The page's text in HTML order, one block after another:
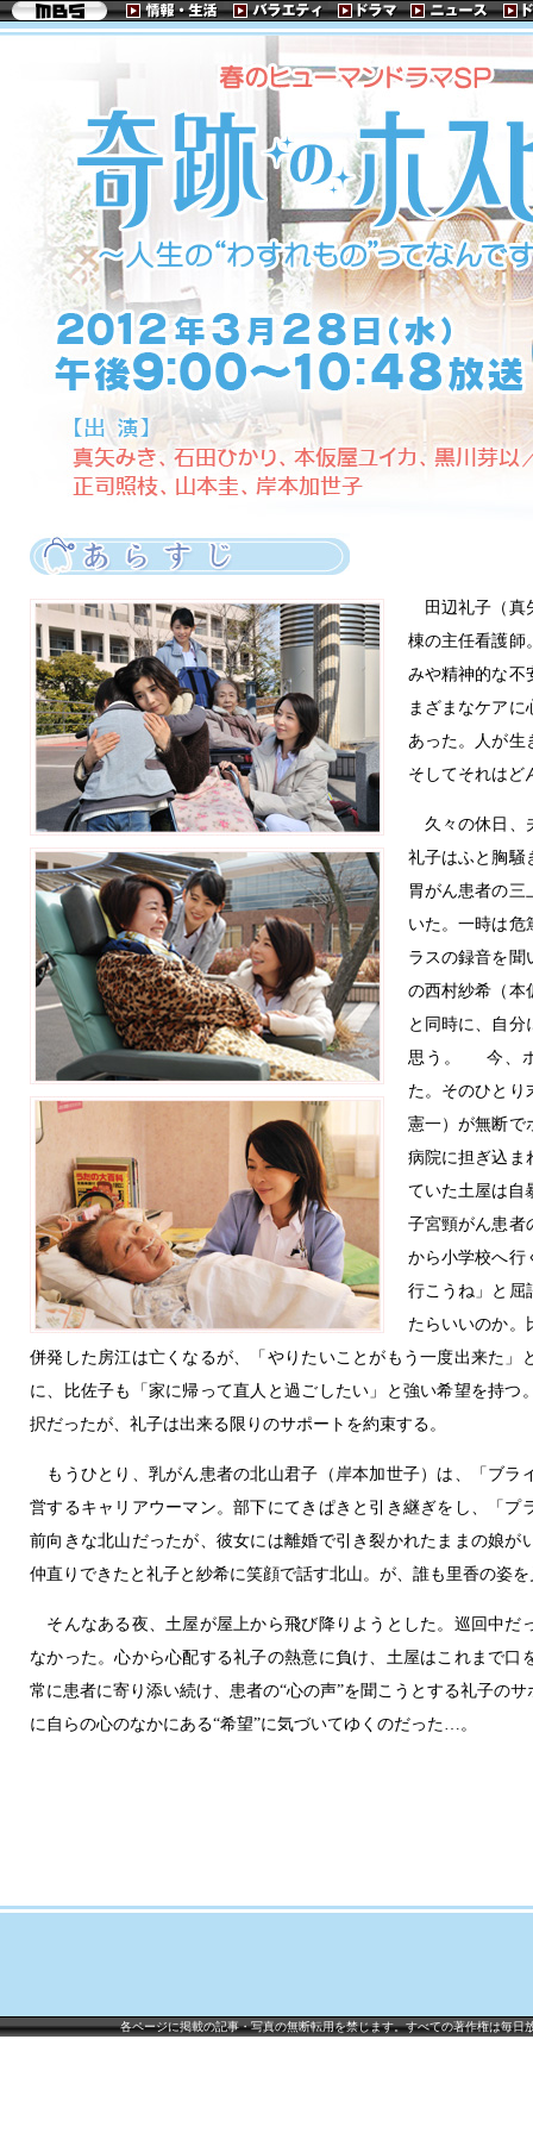
田辺礼子（真
棟の主任看護師
みや精神的な不
まざまなケアに
あった。人が生
そしてそれはど
久々の休日、
礼子はふと胸騒
胃がん患者の三
いた。一時は危
ラスの録音を聞
の西村紗希（本
と同時に、自分
思う。 今、ホ
た。そのひとり
憲一）が無断で
病院に担ぎ込ま
ていた土屋は自
子宮頸がん患者
から小学校へ行
行こうね」と屈
たらいいのか。
併発した房江は亡くなるが、「やりたいことがもう一度出来た」
に、比佐子も「家に帰って直人と過ごしたい」と強い希望を持つ
択だったが、礼子は出来る限りのサポートを約束する。
もうひとり、乳がん患者の北山君子（岸本加世子）は、「ブラ
営するキャリアウーマン。部下にてきぱきと引き継ぎをし、「プ
前向きな北山だったが、彼女には離婚で引き裂かれたままの娘が
仲直りできたと礼子と紗希に笑顔で話す北山。が、誰も里香の姿
そんなある夜、土屋が屋上から飛び降りようとした。巡回中だ
なかった。心から心配する礼子の熱意に負け、土屋はこれまで
常に患者に寄り添い続け、患者の“心の声”を聞こうとする礼子の
に自らの心のなかにある“希望”に気づいてゆくのだった…。
各ページに掲載の記事・写真の無断転用を禁じます。すべての著作権は毎日